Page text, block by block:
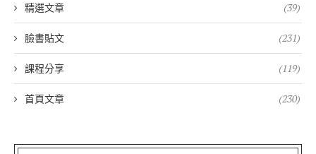
精選文章 (39)
臉書貼文 (231)
課程分享 (119)
首頁文章 (230)